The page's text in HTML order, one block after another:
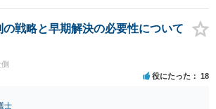
られているため能力不足か否かの判断が給与の
ると厳格に判断される結果、解雇の有効性の
という可能性はあると考えます。 もっとも、高
合でもやはり解雇のハードルは相応に高いもの
うなリスクを避ける観点からは、会社側として
有期雇用契約で募集する、試用期間付を設け
討するという方法もあり得るかと存じます。
討される場合は、運用面によっては実質的に雇
と感じていないのであれば、また、こちらにお
マインドからすれば、弁護士のせいではなく、
含めて経営者の判断であり、責任ではないかと
の見込みが芳しくないことやリスクをいくらお
いただけない経営者や依頼者はいますし、代
尽くしてもあくまで決めるのは依頼者ですか
ないことの責任は弁護士にあるわけではない、
戦略と早期解決の必要性について
役にたった 18
士